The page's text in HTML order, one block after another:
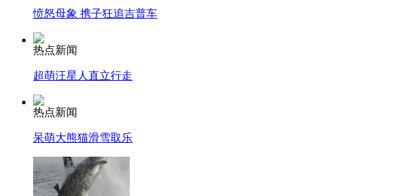
愤怒母象 携子狂追吉普车
热点新闻
超萌汪星人直立行走
热点新闻
呆萌大熊猫滑雪取乐